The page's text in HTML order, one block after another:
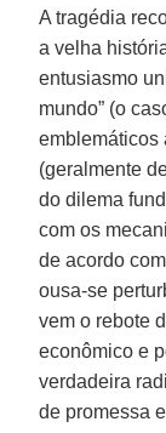
A tragédia
a velha
entusiasmo
mundo” (o
emblemáticos
(geralmente
do dilema
com os
de acordo
ousa-se
vem o rebote
econômico e
verdadeira
de promessa